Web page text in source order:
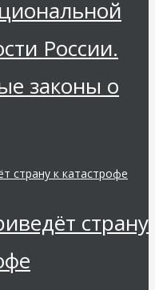
России.
законы о
страну